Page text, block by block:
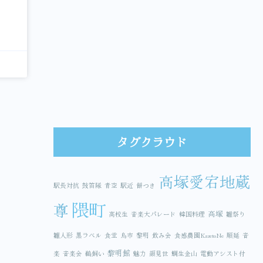
タグクラウド
駅長対抗 鼓笛隊 青空 駅近 餅つき
高塚愛宕地蔵
尊 隈町 高校生 音楽大パレード 韓国料理 高塚 雛祭り
雛人形 黒ラベル 食堂 鳥市 黎明 飲み会 食感農園KazetoNe 順延 音
楽 音楽会 鵜飼い 黎明館 魅力 顔見世 鯛生金山 電動アシスト付